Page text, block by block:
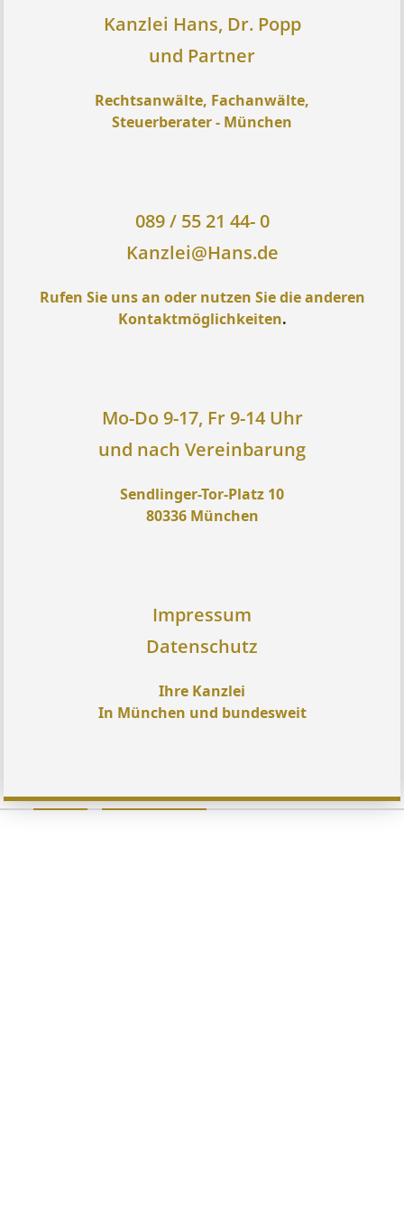
Kanzlei Hans, Dr. Popp
und Partner
Rechtsanwälte, Fachanwälte,
Steuerberater - München
089 / 55 21 44- 0
Kanzlei@Hans.de
Rufen Sie uns an oder nutzen Sie die anderen
Kontaktmöglichkeiten.
Mo-Do 9-17, Fr 9-14 Uhr
und nach Vereinbarung
Sendlinger-Tor-Platz 10
80336 München
Impressum
Datenschutz
Ihre Kanzlei
In München und bundesweit